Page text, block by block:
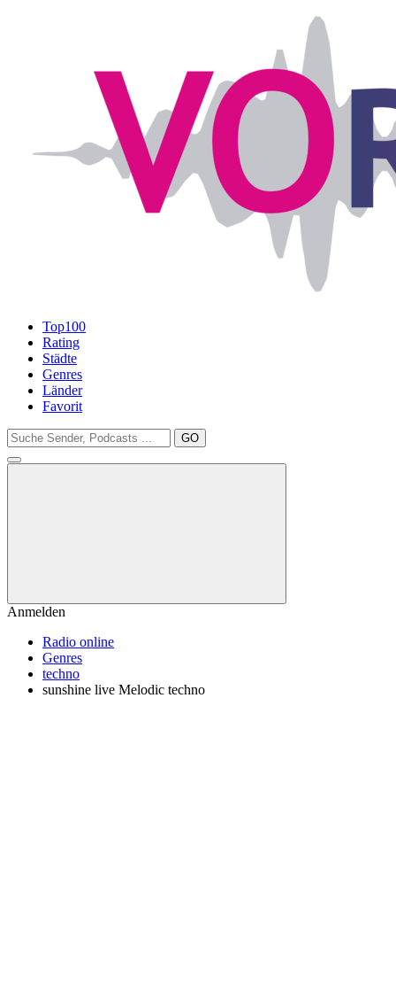
Top100
Rating
Städte
Genres
Länder
Favorit
GO
Anmelden
Radio online
Genres
techno
sunshine live Melodic techno